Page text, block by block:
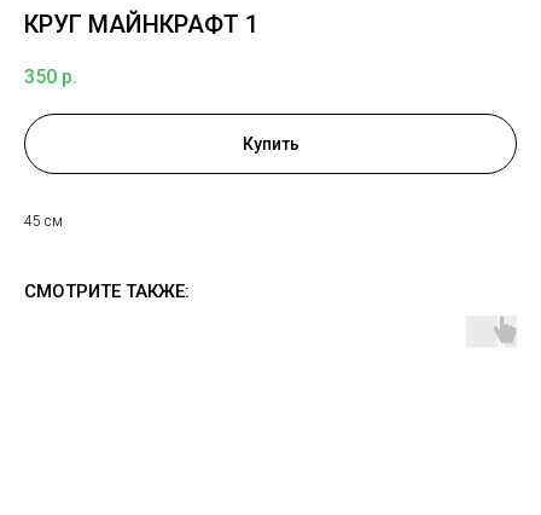
КРУГ МАЙНКРАФТ 1
350 р.
Купить
45 см
СМОТРИТЕ ТАКЖЕ: